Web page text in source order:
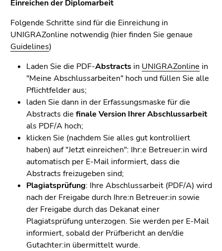
Einreichen der Diplomarbeit
Folgende Schritte sind für die Einreichung in
UNIGRAZonline notwendig (hier finden Sie genaue
Guidelines)
Laden Sie die PDF-Abstracts in UNIGRAZonline in
"Meine Abschlussarbeiten" hoch und füllen Sie alle
Pflichtfelder aus;
laden Sie dann in der Erfassungsmaske für die
Abstracts die finale Version Ihrer Abschlussarbeit
als PDF/A hoch;
klicken Sie (nachdem Sie alles gut kontrolliert
haben) auf "Jetzt einreichen": Ihr:e Betreuer:in wird
automatisch per E-Mail informiert, dass die
Abstracts freizugeben sind;
Plagiatsprüfung: Ihre Abschlussarbeit (PDF/A) wird
nach der Freigabe durch Ihre:n Betreuer:in sowie
der Freigabe durch das Dekanat einer
Plagiatsprüfung unterzogen. Sie werden per E-Mail
informiert, sobald der Prüfbericht an den/die
Gutachter:in übermittelt wurde.